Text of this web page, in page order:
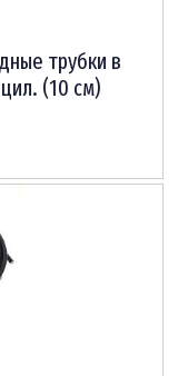
трубки в
(10 см)